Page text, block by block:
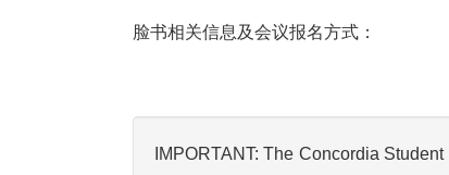
脸书相关信息及会议报名方式：
IMPORTANT: The Concordia